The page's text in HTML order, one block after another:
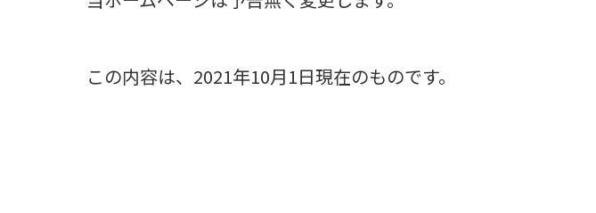
この内容は、2021年10月1日現在のものです。